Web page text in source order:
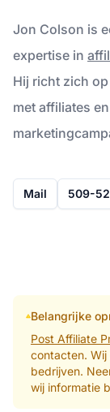
Jon Colson is
expertise in
Hij richt zich
met affiliates
Mail 509-
Belangrijke
Post Affiliate
contacten. Wij
bedrijven.
wij informatie